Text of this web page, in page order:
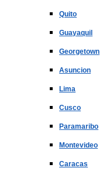
Quito
Guayaquil
Georgetown
Asuncion
Lima
Cusco
Paramaribo
Montevideo
Caracas